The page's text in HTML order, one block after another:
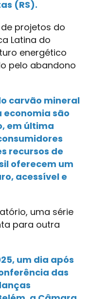
(RS).
projetos do
Latina do
energético
pelo abandono
carvão mineral
economia são
em última
recursos de
oferecem um
acessível e
uma série
para outra
um dia após
das